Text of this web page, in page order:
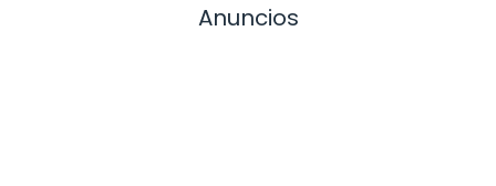
Anuncios